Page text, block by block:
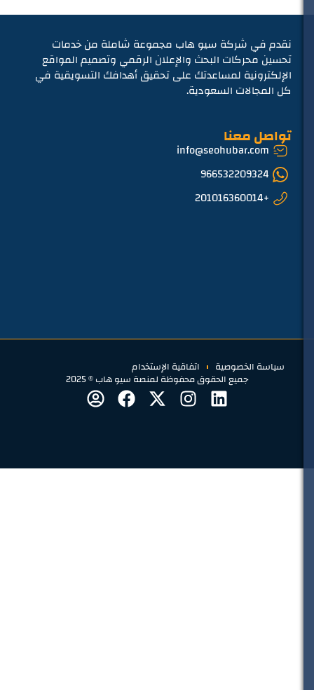
نقدم في شركة سيو هاب مجموعة شاملة من خدمات
تحسين محركات البحث والإعلان الرقمي وتصميم المواقع
الإلكترونية لمساعدتك على تحقيق أهدافك التسويقية في
كل المجالات السعودية.
تواصل معنا
info@seohubar.com
966532209324
+201016360014
سياسة الخصوصية اتفاقية الإستخدام
جميع الحقوق محفوظة لمنصة سيو هاب © 2025